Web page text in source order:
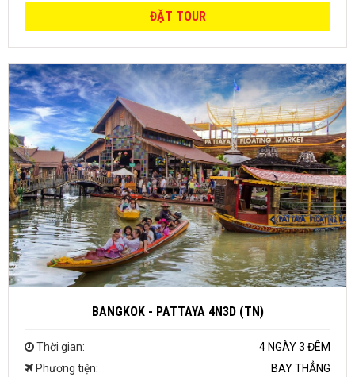
ĐẶT TOUR
BANGKOK - PATTAYA 4N3D (TN)
Thời gian:
4 NGÀY 3 ĐÊM
Phương tiện:
BAY THẲNG